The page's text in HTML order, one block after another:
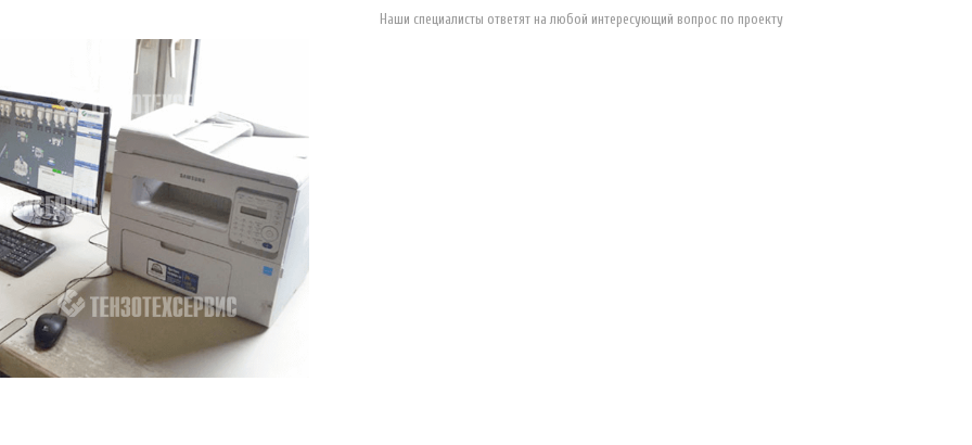
Наши специалисты ответят на любой интересующий вопрос по проекту